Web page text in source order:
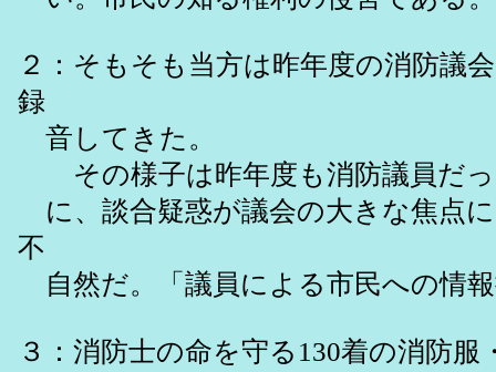
２：そもそも当方は昨年度の消防議
録
音してきた。
その様子は昨年度も消防議員だっ
に、談合疑惑が議会の大きな焦点
不
自然だ。「議員による市民への情
３：消防士の命を守る130着の消防